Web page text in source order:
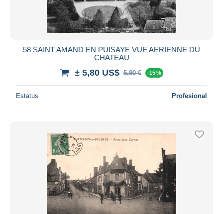
58 SAINT AMAND EN PUISAYE VUE AERIENNE DU
CHATEAU
± 5,80 US$ 5,90 € -15 %
Estatus Profesional